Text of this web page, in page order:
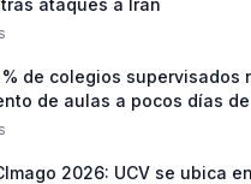
% de colegios supervisados
de aulas a pocos días
2026
2026: UCV se ubica